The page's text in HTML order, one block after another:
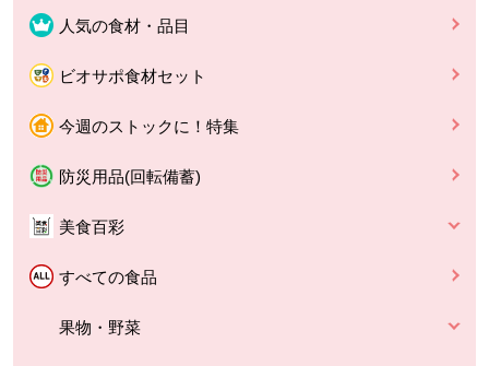
人気の食材・品目
ビオサポ食材セット
今週のストックに！特集
防災用品(回転備蓄)
美食百彩
すべての食品
果物・野菜